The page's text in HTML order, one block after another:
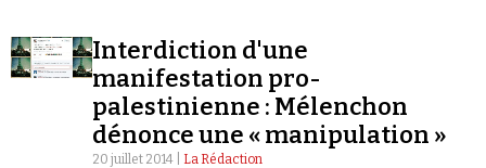
Faire un don
Interdiction d'une
manifestation pro-
palestinienne : Mélenchon
dénonce une « manipulation »
20 juillet 2014 | La Rédaction